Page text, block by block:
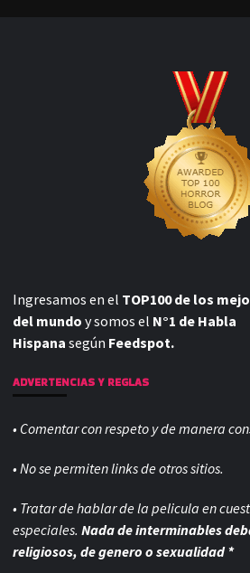
Ingresamos en el TOP100 de los
del mundo y somos el N°1 de Habla
Hispana según Feedspot.
ADVERTENCIAS Y REGLAS
• Comentar con respeto y de manera
• No se permiten links de otros sitios.
• Tratar de hablar de la pelicula en
especiales. Nada de interminables
religiosos, de genero o sexualidad *